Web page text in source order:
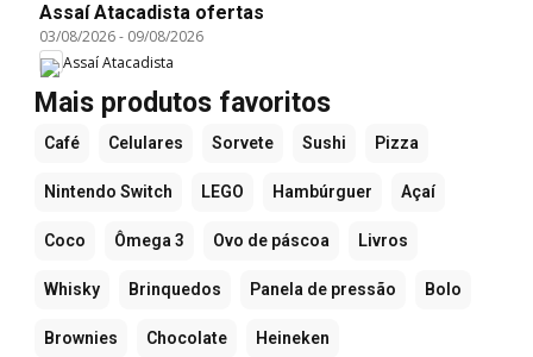
Assaí Atacadista ofertas
03/08/2026- 09/08/2026
Assaí Atacadista
Mais produtos favoritos
Café Celulares Sorvete Sushi Pizza
Nintendo Switch LEGO Hambúrguer Açaí
Coco Ômega 3 Ovo de páscoa Livros
Whisky Brinquedos Panela de pressão Bolo
Brownies Chocolate Heineken